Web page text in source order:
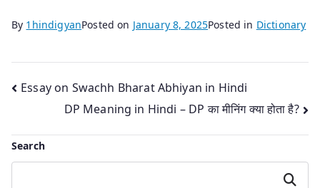
By 1hindigyanPosted on January 8, 2025Posted in Dictionary
Post
navigation
Essay on Swachh Bharat Abhiyan in Hindi
DP Meaning in Hindi – DP का मीनिंग क्या होता है?
Search
Search